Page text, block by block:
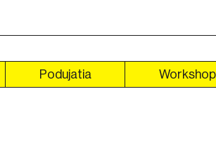
Podujatia